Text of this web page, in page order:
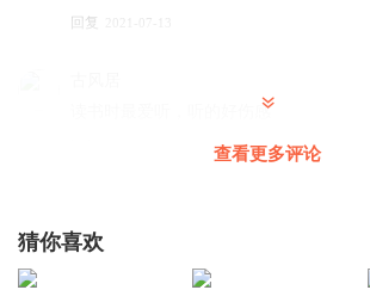
回复 2021-07-13
读书时最爱听，听的好伤感
查看更多评论
猜你喜欢